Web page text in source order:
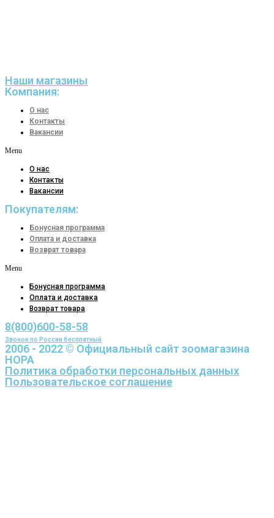
Наши магазины
Компания:
О нас
Контакты
Вакансии
Menu
О нас
Контакты
Вакансии
Покупателям:
Бонусная программа
Оплата и доставка
Возврат товара
Menu
Бонусная программа
Оплата и доставка
Возврат товара
8(800)600-58-58
Звонок по России бесплатный
2006 - 2022 © Официальный сайт зоомагазина
НОРА
Политика обработки персональных данных
Пользовательское соглашение